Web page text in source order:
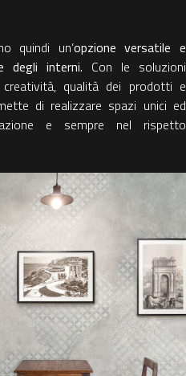
quindi un’opzione versatile e
degli interni. Con le soluzioni
creatività, qualità dei prodotti e
di realizzare spazi unici ed
e sempre nel rispetto